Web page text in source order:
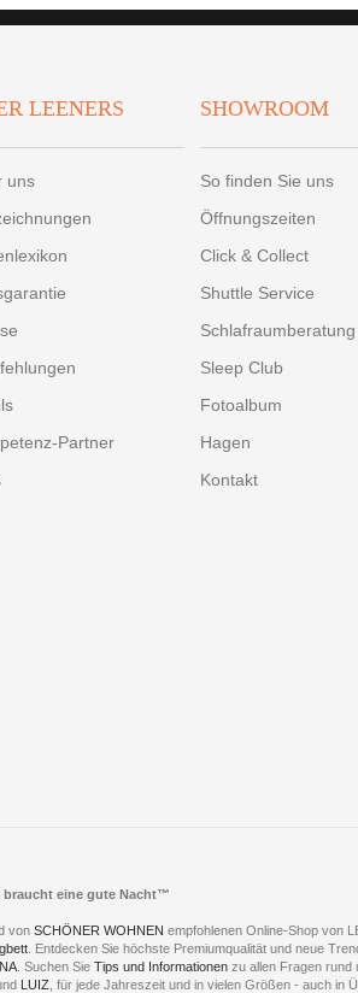
LEENERS
uns
Partner
SHOWROOM
So finden Sie uns
Öffnungszeiten
Click & Collect
Shuttle Service
Schlafraumberatung
Sleep Club
Fotoalbum
Hagen
Kontakt
braucht eine gute Nacht™
von SCHÖNER WOHNEN empfohlenen Online-Shop von
. Entdecken Sie höchste Premiumqualität und neue
. Suchen Sie Tips und Informationen zu allen Fragen rund
LUIZ , für jede Jahreszeit und in vielen Größen - auch in